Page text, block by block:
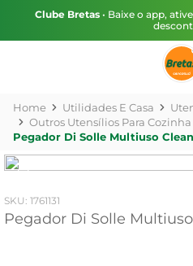
Clube Bretas • Baixe o app,
Utilidades E Casa
Outros Utensílios Para Cozinha
Pegador Di Solle Multiuso
: 1761131
Pegador Di Solle